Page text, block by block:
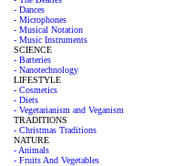
- Dances
- Microphones
- Musical Notation
- Music Instruments
SCIENCE
- Batteries
- Nanotechnology
LIFESTYLE
- Cosmetics
- Diets
- Vegetarianism and Veganism
TRADITIONS
- Christmas Traditions
NATURE
- Animals
- Fruits And Vegetables